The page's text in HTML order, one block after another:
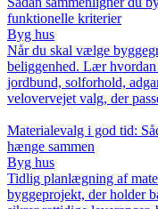
funktionelle kriterier
Byg hus
Når du skal vælge
beliggenhed. Lær
jordbund, solforhold,
velovervejet valg, der
Materialevalg i god tid:
hænge sammen
Byg hus
Tidlig planlægning af
byggeprojekt, der holder